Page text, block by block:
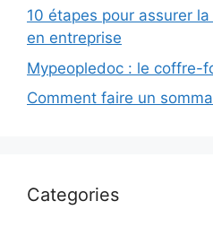
10 étapes pour assurer
en entreprise
Mypeopledoc : le coffre-
Comment faire un
Categories